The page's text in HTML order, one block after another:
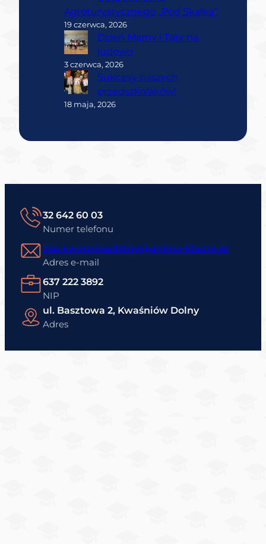
Agroturystycznego „Pod Skałką”
19 czerwca, 2026
Dzień Mamy i Taty na
ludowo
3 czerwca, 2026
Sukcesy naszych
przedszkolaków!
18 maja, 2026
32 642 60 03
Numer telefonu
zsp.kwasniowdolny@gmina-klucze.pl
Adres e-mail
637 222 3892
NIP
ul. Basztowa 2, Kwaśniów Dolny
Adres